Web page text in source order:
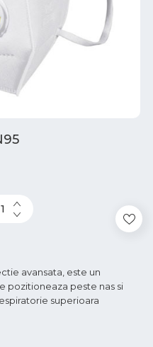
avansata, este un
pozitioneaza peste nas si
superioara